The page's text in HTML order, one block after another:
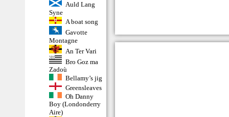
Auld Lang
Syne
A boat song
Gavotte
Montagne
An Ter Vari
Bro Goz ma
Zadoù
Bellamy’s jig
Greensleaves
Oh Danny
Boy (Londonderry
Aire)